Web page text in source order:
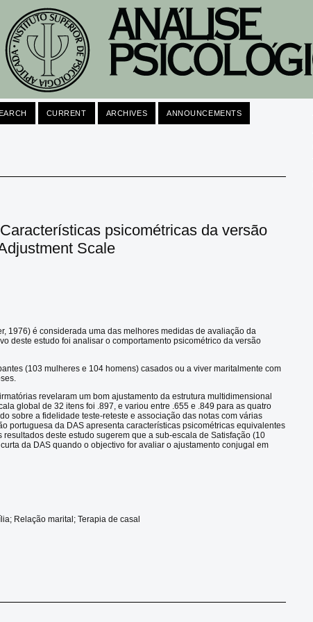
CURRENT ARCHIVES ANNOUNCEMENTS
psicométricas da versão
Scale
1976) é considerada uma das melhores medidas de avaliação da
deste estudo foi analisar o comportamento psicométrico da versão
(103 mulheres e 104 homens) casados ou a viver maritalmente com
revelaram um bom ajustamento da estrutura multidimensional
global de 32 itens foi .897, e variou entre .655 e .849 para as quatro
sobre a fidelidade teste-reteste e associação das notas com várias
portuguesa da DAS apresenta características psicométricas equivalentes
deste estudo sugerem que a sub-escala de Satisfação (10
da DAS quando o objectivo for avaliar o ajustamento conjugal em
Relação marital; Terapia de casal